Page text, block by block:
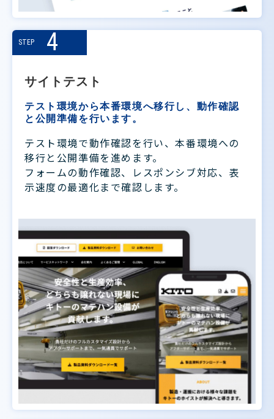
STEP 4
サイトテスト
テスト環境から本番環境へ移行し、動作確認
と公開準備を行います。
テスト環境で動作確認を行い、本番環境への
移行と公開準備を進めます。
フォームの動作確認、レスポンシブ対応、表
示速度の最適化まで確認します。